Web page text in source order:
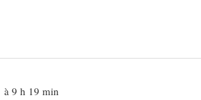
à 9 h 19 min